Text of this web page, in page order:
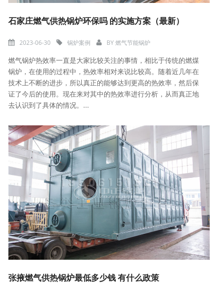
石家庄燃气供热锅炉环保吗 的实施方案（最新）
2023-06-30 锅炉案例 BY燃气节能锅炉
燃气锅炉热效率一直是大家比较关注的事情，相比于传统的燃煤
锅炉，在使用的过程中，热效率相对来说比较高。随着近几年在
技术上不断的进步，所以真正的能够达到更高的热效率，然后保
证了今后的使用。现在来对其中的热效率进行分析，从而真正地
去认识到了具体的情况。...
张掖燃气供热锅炉最低多少钱 有什么政策